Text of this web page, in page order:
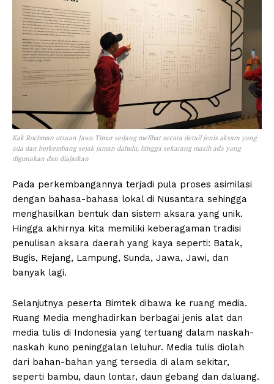
Kak Rochman utusan Jawa Timur sedang melihat secara detail jenis aksara yang
ada dan berkembang sejak jaman dahulu, hingga sekarang masih ada yang
digunakan dan diajarkan
Pada perkembangannya terjadi pula proses asimilasi
dengan bahasa-bahasa lokal di Nusantara sehingga
menghasilkan bentuk dan sistem aksara yang unik.
Hingga akhirnya kita memiliki keberagaman tradisi
penulisan aksara daerah yang kaya seperti: Batak,
Bugis, Rejang, Lampung, Sunda, Jawa, Jawi, dan
banyak lagi.
Selanjutnya peserta Bimtek dibawa ke ruang media.
Ruang Media menghadirkan berbagai jenis alat dan
media tulis di Indonesia yang tertuang dalam naskah-
naskah kuno peninggalan leluhur. Media tulis diolah
dari bahan-bahan yang tersedia di alam sekitar,
seperti bambu, daun lontar, daun gebang dan daluang.